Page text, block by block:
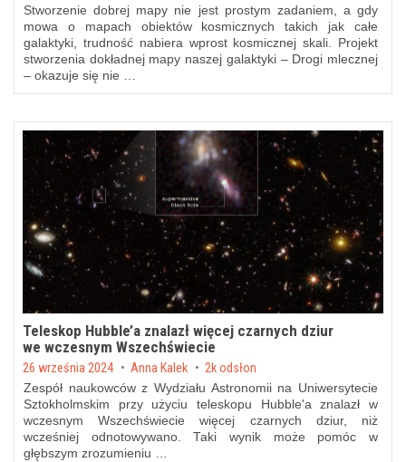
Stworzenie dobrej mapy nie jest prostym zadaniem, a gdy
mowa o mapach obiektów kosmicznych takich jak całe
galaktyki, trudność nabiera wprost kosmicznej skali. Projekt
stworzenia dokładnej mapy naszej galaktyki – Drogi mlecznej
– okazuje się nie …
Teleskop Hubble’a znalazł więcej czarnych dziur
we wczesnym Wszechświecie
Posted on
26 września 2024 by Anna Kalek 2k odsłon
Zespół naukowców z Wydziału Astronomii na Uniwersytecie
Sztokholmskim przy użyciu teleskopu Hubble'a znalazł w
wczesnym Wszechświecie więcej czarnych dziur, niż
wcześniej odnotowywano. Taki wynik może pomóc w
głębszym zrozumieniu …